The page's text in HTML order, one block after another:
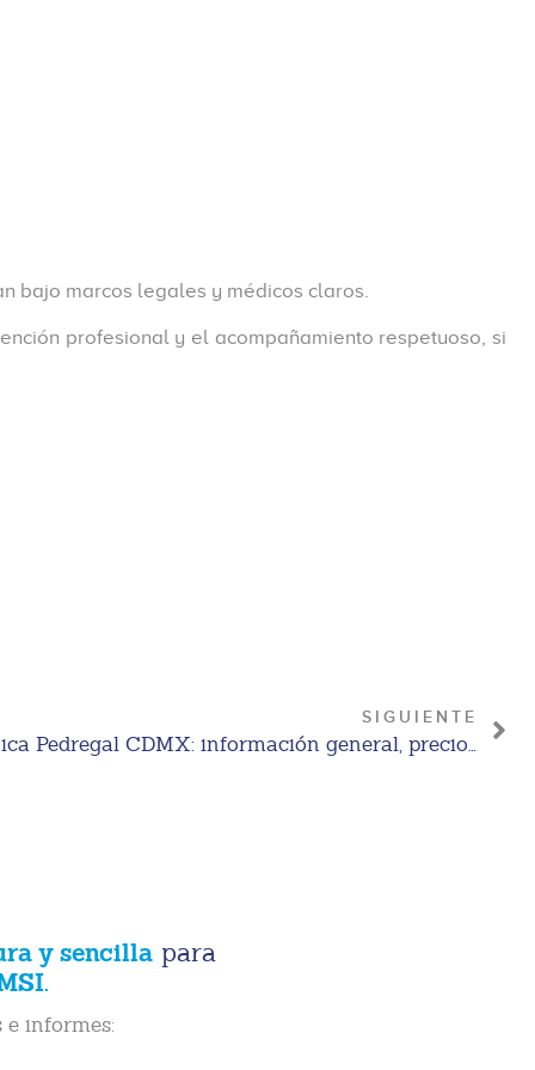
bajo marcos legales y médicos claros.
profesional y el acompañamiento respetuoso, si
SIGUIENTE
Aborto con pastillas en clínica Pedregal CDMX: información general, precios 2026 y marco legal
y sencillapara
informes: